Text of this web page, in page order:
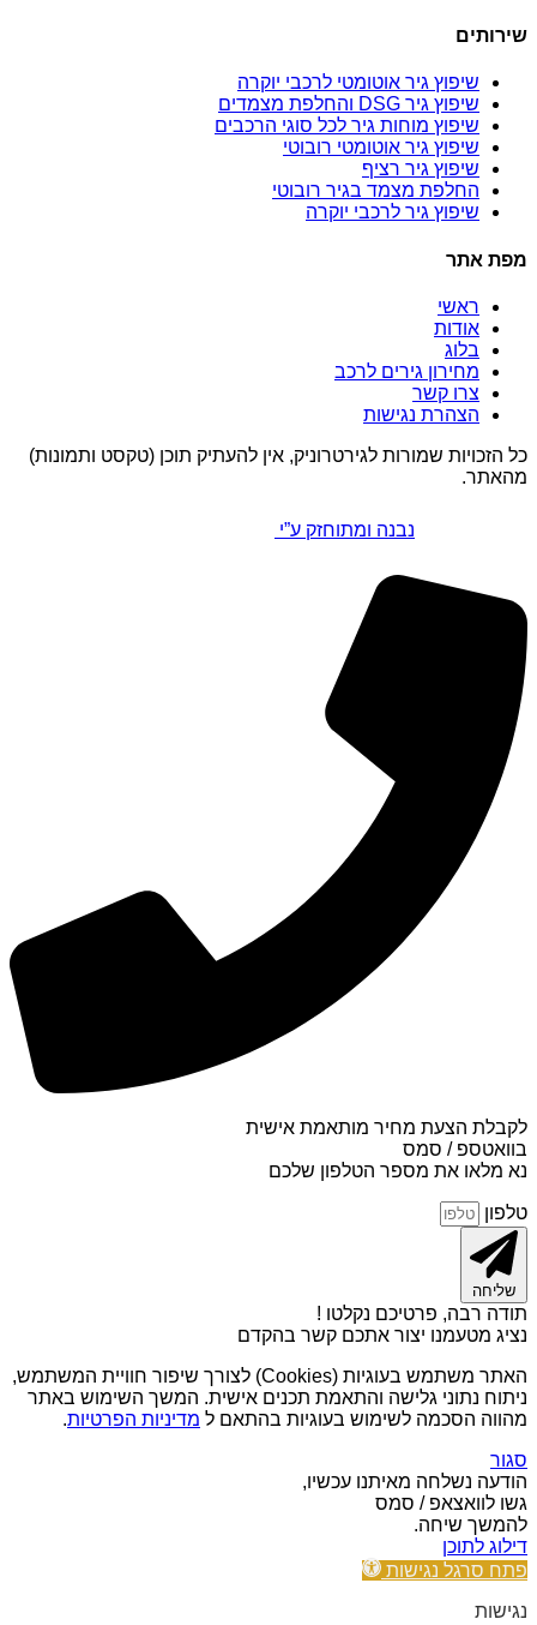
שירותים
שיפוץ גיר אוטומטי לרכבי יוקרה
שיפוץ גיר DSG והחלפת מצמדים
שיפוץ מוחות גיר לכל סוגי הרכבים
שיפוץ גיר אוטומטי רובוטי
שיפוץ גיר רציף
החלפת מצמד בגיר רובוטי
שיפוץ גיר לרכבי יוקרה
מפת אתר
ראשי
אודות
בלוג
מחירון גירים לרכב
צרו קשר
הצהרת נגישות
כל הזכויות שמורות לגירטרוניק, אין להעתיק תוכן (טקסט ותמונות)
מהאתר.
נבנה ומתוחזק ע”י
לקבלת הצעת מחיר מותאמת אישית
בוואטספ / סמס
נא מלאו את מספר הטלפון שלכם
טלפון
שליחה
תודה רבה, פרטיכם נקלטו !
נציג מטעמנו יצור אתכם קשר בהקדם
האתר משתמש בעוגיות (Cookies) לצורך שיפור חוויית המשתמש,
ניתוח נתוני גלישה והתאמת תכנים אישית. המשך השימוש באתר
מהווה הסכמה לשימוש בעוגיות בהתאם ל מדיניות הפרטיות.
סגור
הודעה נשלחה מאיתנו עכשיו,
גשו לוואצאפ / סמס
להמשך שיחה.
דילוג לתוכן
פתח סרגל נגישות
נגישות